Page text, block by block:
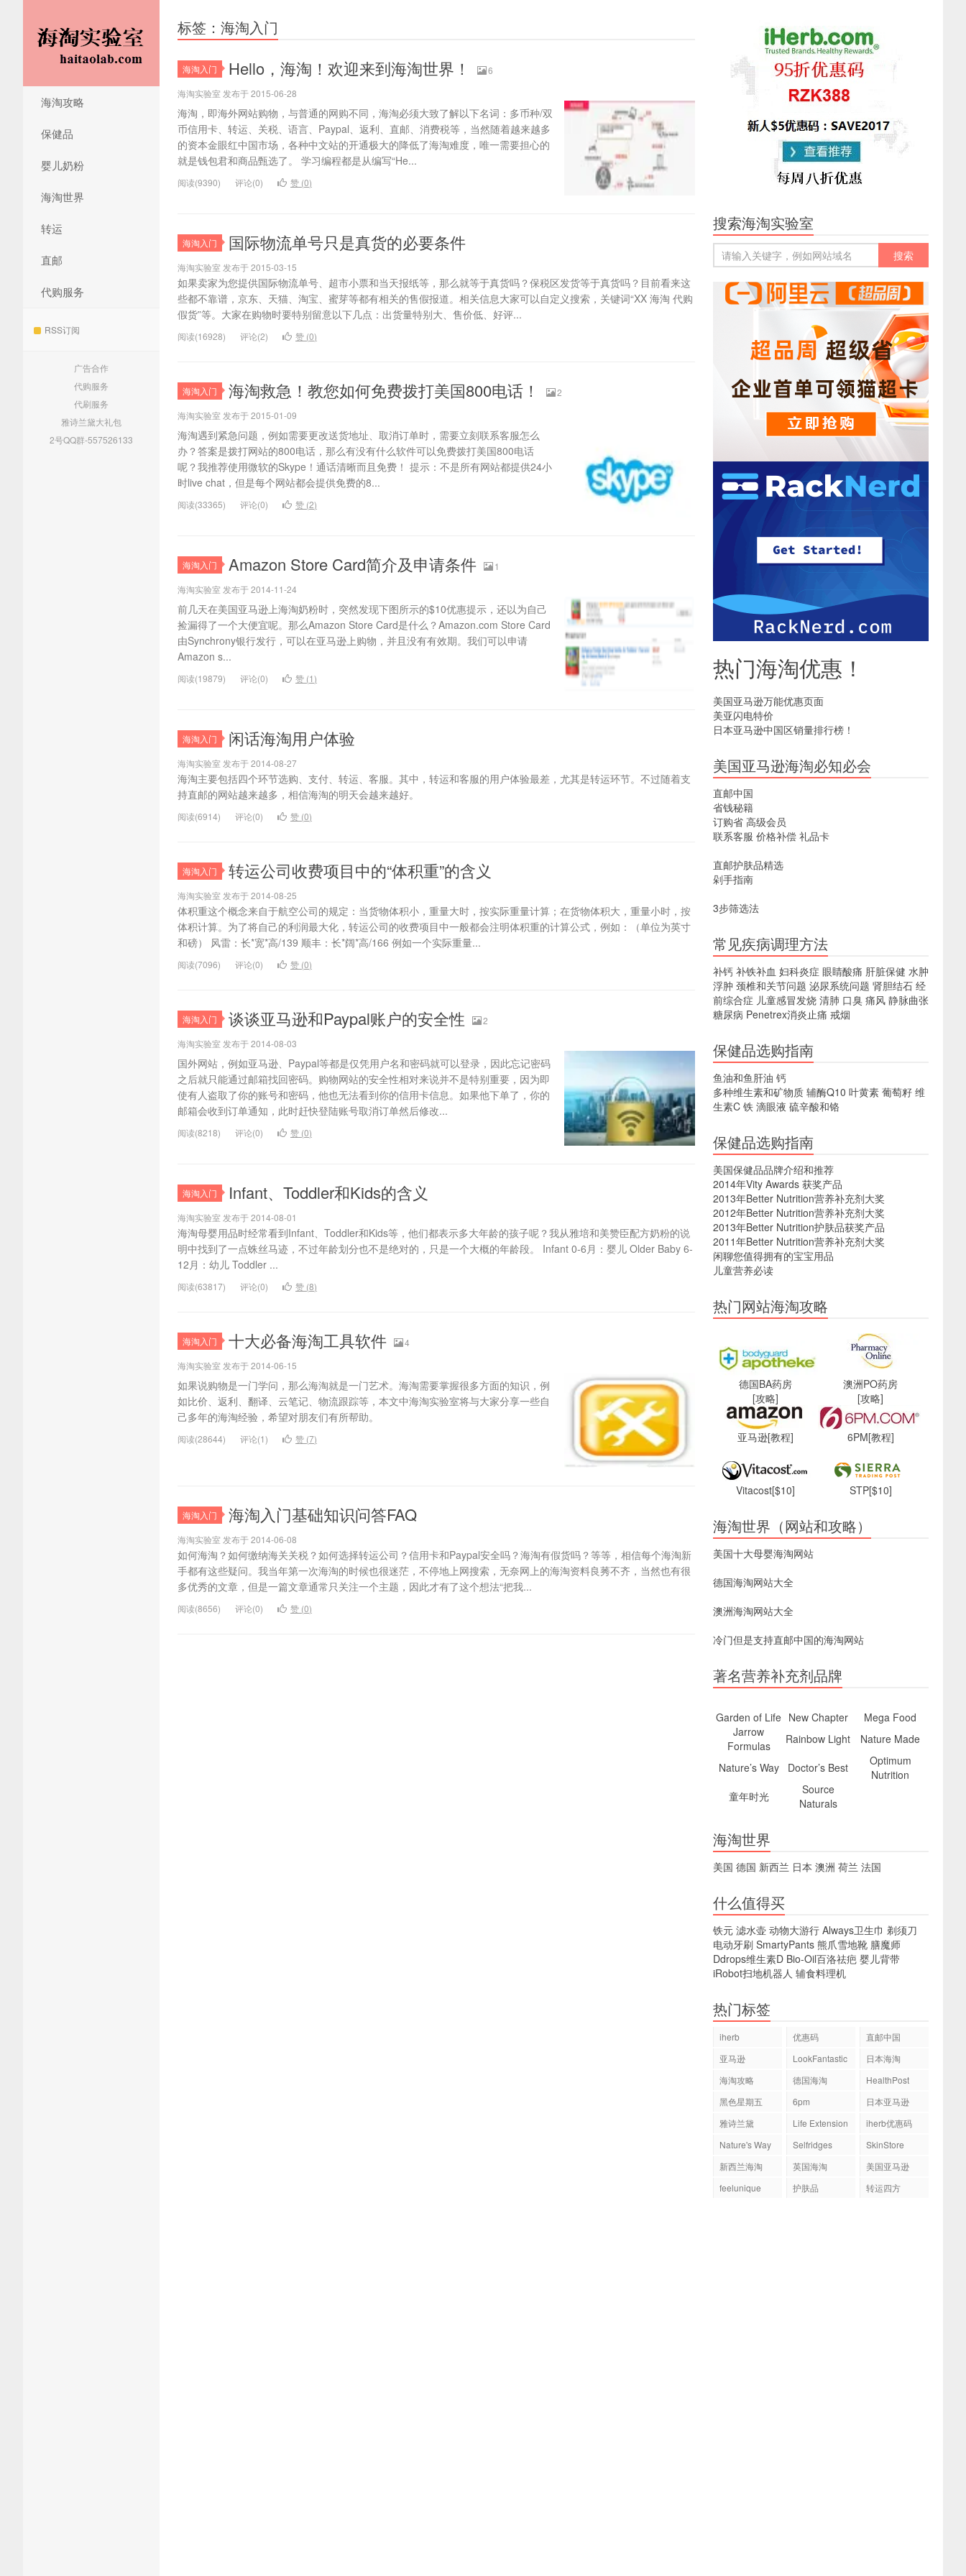
海淘攻略
保健品
婴儿奶粉
海淘世界
转运
直邮
代购服务
RSS订阅
广告合作
代购服务
代刷服务
雅诗兰黛大礼包
2号QQ群-557526133
标签：海淘入门
海淘入门 Hello，海淘！欢迎来到海淘世界！
6
海淘实验室 发布于 2015-06-28
海淘，即海外网站购物，与普通的网购不同，海淘必须大致了解以下名词：多币种/双
币信用卡、转运、关税、语言、Paypal、返利、直邮、消费税等，当然随着越来越多
的资本金眼红中国市场，各种中文站的开通极大的降低了海淘难度，唯一需要担心的
就是钱包君和商品甄选了。 学习编程都是从编写“He...
阅读(9390) 评论(0) 赞 (0)
海淘入门 国际物流单号只是真货的必要条件
海淘实验室 发布于 2015-03-15
如果卖家为您提供国际物流单号、超市小票和当天报纸等，那么就等于真货吗？保税区发货等于真货吗？目前看来这
些都不靠谱，京东、天猫、淘宝、蜜芽等都有相关的售假报道。相关信息大家可以自定义搜索，关键词“XX 海淘 代购
假货”等。大家在购物时要特别留意以下几点：出货量特别大、售价低、好评...
阅读(16928) 评论(2) 赞 (0)
海淘入门 海淘救急！教您如何免费拨打美国800电话！
2
海淘实验室 发布于 2015-01-09
海淘遇到紧急问题，例如需要更改送货地址、取消订单时，需要立刻联系客服怎么
办？答案是拨打网站的800电话，那么有没有什么软件可以免费拨打美国800电话
呢？我推荐使用微软的Skype！通话清晰而且免费！ 提示：不是所有网站都提供24小
时live chat，但是每个网站都会提供免费的8...
阅读(33365) 评论(0) 赞 (2)
海淘入门 Amazon Store Card简介及申请条件
1
海淘实验室 发布于 2014-11-24
前几天在美国亚马逊上海淘奶粉时，突然发现下图所示的$10优惠提示，还以为自己
捡漏得了一个大便宜呢。那么Amazon Store Card是什么？Amazon.com Store Card
由Synchrony银行发行，可以在亚马逊上购物，并且没有有效期。我们可以申请
Amazon s...
阅读(19879) 评论(0) 赞 (1)
海淘入门 闲话海淘用户体验
海淘实验室 发布于 2014-08-27
海淘主要包括四个环节选购、支付、转运、客服。其中，转运和客服的用户体验最差，尤其是转运环节。不过随着支
持直邮的网站越来越多，相信海淘的明天会越来越好。
阅读(6914) 评论(0) 赞 (0)
海淘入门 转运公司收费项目中的“体积重”的含义
海淘实验室 发布于 2014-08-25
体积重这个概念来自于航空公司的规定：当货物体积小，重量大时，按实际重量计算；在货物体积大，重量小时，按
体积计算。为了将自己的利润最大化，转运公司的收费项目中一般都会注明体积重的计算公式，例如：（单位为英寸
和磅） 风雷：长*宽*高/139 顺丰：长*阔*高/166 例如一个实际重量...
阅读(7096) 评论(0) 赞 (0)
海淘入门 谈谈亚马逊和Paypal账户的安全性
2
海淘实验室 发布于 2014-08-03
国外网站，例如亚马逊、Paypal等都是仅凭用户名和密码就可以登录，因此忘记密码
之后就只能通过邮箱找回密码。购物网站的安全性相对来说并不是特别重要，因为即
使有人盗取了你的账号和密码，他也无法看到你的信用卡信息。如果他下单了，你的
邮箱会收到订单通知，此时赶快登陆账号取消订单然后修改...
阅读(8218) 评论(0) 赞 (0)
海淘入门 Infant、Toddler和Kids的含义
海淘实验室 发布于 2014-08-01
海淘母婴用品时经常看到Infant、Toddler和Kids等，他们都表示多大年龄的孩子呢？我从雅培和美赞臣配方奶粉的说
明中找到了一点蛛丝马迹，不过年龄划分也不是绝对的，只是一个大概的年龄段。 Infant 0-6月：婴儿 Older Baby 6-
12月：幼儿 Toddler ...
阅读(63817) 评论(0) 赞 (8)
海淘入门 十大必备海淘工具软件
4
海淘实验室 发布于 2014-06-15
如果说购物是一门学问，那么海淘就是一门艺术。海淘需要掌握很多方面的知识，例
如比价、返利、翻译、云笔记、物流跟踪等，本文中海淘实验室将与大家分享一些自
己多年的海淘经验，希望对朋友们有所帮助。
阅读(28644) 评论(1) 赞 (7)
海淘入门 海淘入门基础知识问答FAQ
海淘实验室 发布于 2014-06-08
如何海淘？如何缴纳海关关税？如何选择转运公司？信用卡和Paypal安全吗？海淘有假货吗？等等，相信每个海淘新
手都有这些疑问。我当年第一次海淘的时候也很迷茫，不停地上网搜索，无奈网上的海淘资料良莠不齐，当然也有很
多优秀的文章，但是一篇文章通常只关注一个主题，因此才有了这个想法“把我...
阅读(8656) 评论(0) 赞 (0)
搜索海淘实验室
热门海淘优惠！
美国亚马逊万能优惠页面
美亚闪电特价
日本亚马逊中国区销量排行榜！
美国亚马逊海淘必知必会
直邮中国
省钱秘籍
订购省 高级会员
联系客服 价格补偿 礼品卡
直邮护肤品精选
剁手指南
3步筛选法
常见疾病调理方法
补钙 补铁补血 妇科炎症 眼睛酸痛 肝脏保健 水肿
浮肿 颈椎和关节问题 泌尿系统问题 肾胆结石 经
前综合症 儿童感冒发烧 清肺 口臭 痛风 静脉曲张
糖尿病 Penetrex消炎止痛 戒烟
保健品选购指南
鱼油和鱼肝油 钙
多种维生素和矿物质 辅酶Q10 叶黄素 葡萄籽 维
生素C 铁 滴眼液 硫辛酸和铬
保健品选购指南
美国保健品品牌介绍和推荐
2014年Vity Awards 获奖产品
2013年Better Nutrition营养补充剂大奖
2012年Better Nutrition营养补充剂大奖
2013年Better Nutrition护肤品获奖产品
2011年Better Nutrition营养补充剂大奖
闲聊您值得拥有的宝宝用品
儿童营养必读
热门网站海淘攻略
德国BA药房
[攻略]
澳洲PO药房
[攻略]
亚马逊[教程] 6PM[教程]
Vitacost[$10] STP[$10]
海淘世界（网站和攻略）
美国十大母婴海淘网站
德国海淘网站大全
澳洲海淘网站大全
冷门但是支持直邮中国的海淘网站
著名营养补充剂品牌
Garden of Life New Chapter
Mega Food
Jarrow
Formulas
Rainbow Light
Nature Made
Nature’s Way
Doctor’s Best
Optimum
Nutrition
童年时光
Source
Naturals
海淘世界
美国 德国 新西兰 日本 澳洲 荷兰 法国
什么值得买
铁元 滤水壶 动物大游行 Always卫生巾 剃须刀
电动牙刷 SmartyPants 熊爪雪地靴 膳魔师
Ddrops维生素D Bio-Oil百洛祛疤 婴儿背带
iRobot扫地机器人 辅食料理机
热门标签
iherb 优惠码
直邮中国
亚马逊
LookFantastic
日本海淘
海淘攻略
德国海淘
HealthPost
黑色星期五
6pm
日本亚马逊
雅诗兰黛
Life Extension
iherb优惠码
Nature's Way
Selfridges
SkinStore
新西兰海淘
英国海淘
美国亚马逊
feelunique
护肤品 转运四方